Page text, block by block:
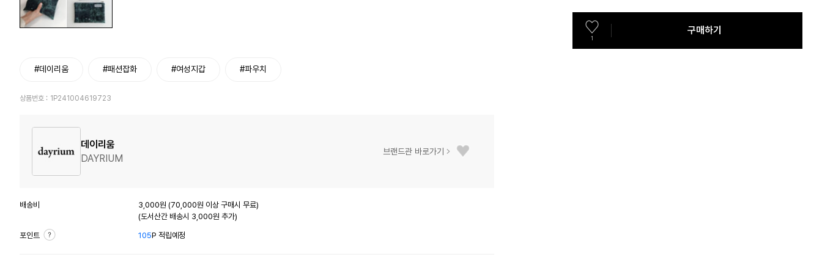
#데이리움 #패션잡화 #여성지갑 #파우치
상품번호 : 1P241004619723
데이리움
DAYRIUM
브랜드관 바로가기
배송비
3,000원 (70,000원 이상 구매시 무료)
(도서산간 배송시 3,000원 추가)
포인트 105P 적립예정
1
구매하기